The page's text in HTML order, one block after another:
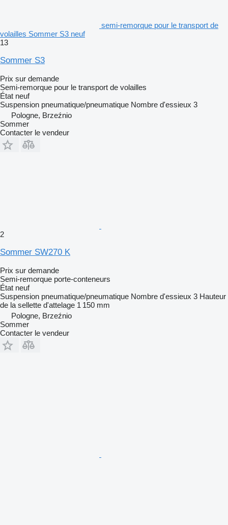
semi-remorque pour le transport de
volailles Sommer S3 neuf
13
Sommer S3
Prix sur demande
Semi-remorque pour le transport de volailles
État neuf
Suspension pneumatique/pneumatique Nombre d'essieux 3
Pologne, Brzeźnio
Sommer
Contacter le vendeur
2
Sommer SW270 K
Prix sur demande
Semi-remorque porte-conteneurs
État neuf
Suspension pneumatique/pneumatique Nombre d'essieux 3 Hauteur
de la sellette d'attelage 1 150 mm
Pologne, Brzeźnio
Sommer
Contacter le vendeur